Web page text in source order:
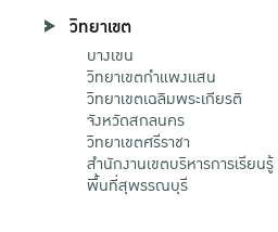
วิทยาเขต
บางเขน
วิทยาเขตกําแพงแสน
วิทยาเขตเฉลิมพระเกียรติ
จังหวัดสกลนคร
วิทยาเขตศรีราชา
สำนักงานเขตบริหารการเรียนรู้
พื้นที่สุพรรณบุรี